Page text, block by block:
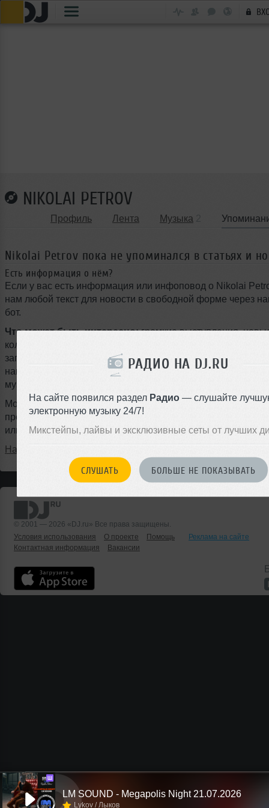
РАДИО НА DJ.RU
На сайте появился раздел Радио — слушайте
электронную музыку 24/7!
Микстейпы, лайвы и эксклюзивные сеты от лучших
СЛУШАТЬ БОЛЬШЕ НЕ ПОКАЗЫВАТЬ
NIKOLAI PETROV
Профиль Лента Музыка
Nikolai Petrov пока не упоминался в статьях и
Есть информация о нём?
Если у вас есть информация или инфоповод о Nikolai
нам любой текст для новости в свободной форме через
бот.
Что может быть интересно:громкие выступления,
коллаборации, туры, фестивали, подписание контрактов
запуск собственного лейбла, ремиксы, радиошоу, мастер-
награды, смена стиля или любые другие события из мира
музыки.
Можно писать на любом языке, даже с ошибками — наш
профессионально оформит материал и опубликует
или на следующий день.
Написать в @DjruBot
© 2001 — 2026 «DJ.ru» Все права защищены.
Условия использования
О проекте Помощь
Реклама на сайте
Контактная информация
Вакансии
Ш
LM SOUND - Megapolis Night 21.07.2026
Lykov / Лыков